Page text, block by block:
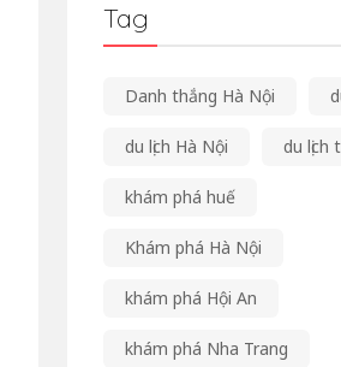
Tag
Danh thắng Hà Nội
du lịch Hà Nội du lịch
khám phá huế
Khám phá Hà Nội
khám phá Hội An
khám phá Nha Trang